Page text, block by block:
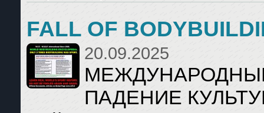
FALL OF
20.09.2025
ПАДЕНИЕ